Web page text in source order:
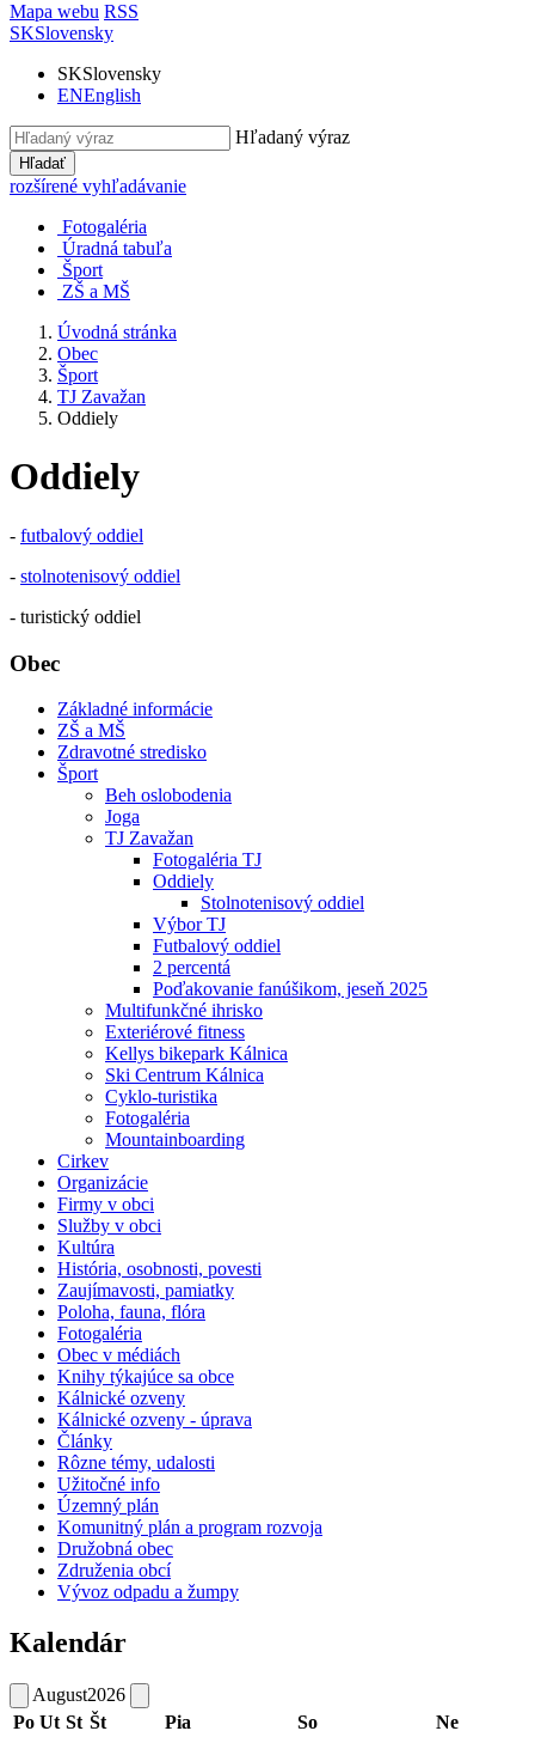
Mapa webu RSS
SKSlovensky
SKSlovensky
ENEnglish
Hľadaný výraz
Hľadať
rozšírené vyhľadávanie
Fotogaléria
Úradná tabuľa
Šport
ZŠ a MŠ
Úvodná stránka
Obec
Šport
TJ Zavažan
Oddiely
Oddiely
- futbalový oddiel
- stolnotenisový oddiel
- turistický oddiel
Obec
Základné informácie
ZŠ a MŠ
Zdravotné stredisko
Šport
Beh oslobodenia
Joga
TJ Zavažan
Fotogaléria TJ
Oddiely
Stolnotenisový oddiel
Výbor TJ
Futbalový oddiel
2 percentá
Poďakovanie fanúšikom, jeseň 2025
Multifunkčné ihrisko
Exteriérové fitness
Kellys bikepark Kálnica
Ski Centrum Kálnica
Cyklo-turistika
Fotogaléria
Mountainboarding
Cirkev
Organizácie
Firmy v obci
Služby v obci
Kultúra
História, osobnosti, povesti
Zaujímavosti, pamiatky
Poloha, fauna, flóra
Fotogaléria
Obec v médiách
Knihy týkajúce sa obce
Kálnické ozveny
Kálnické ozveny - úprava
Články
Rôzne témy, udalosti
Užitočné info
Územný plán
Komunitný plán a program rozvoja
Družobná obec
Združenia obcí
Vývoz odpadu a žumpy
Kalendár
August2026
Po Ut St Št Pia So Ne